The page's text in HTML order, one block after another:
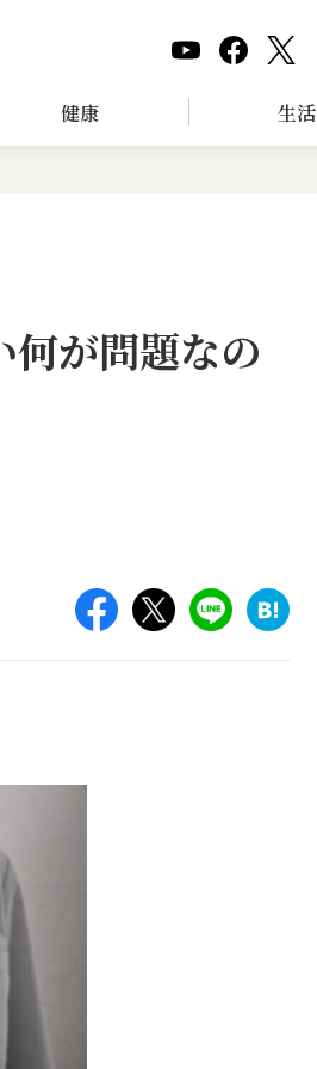
健康 生活
が問題なの